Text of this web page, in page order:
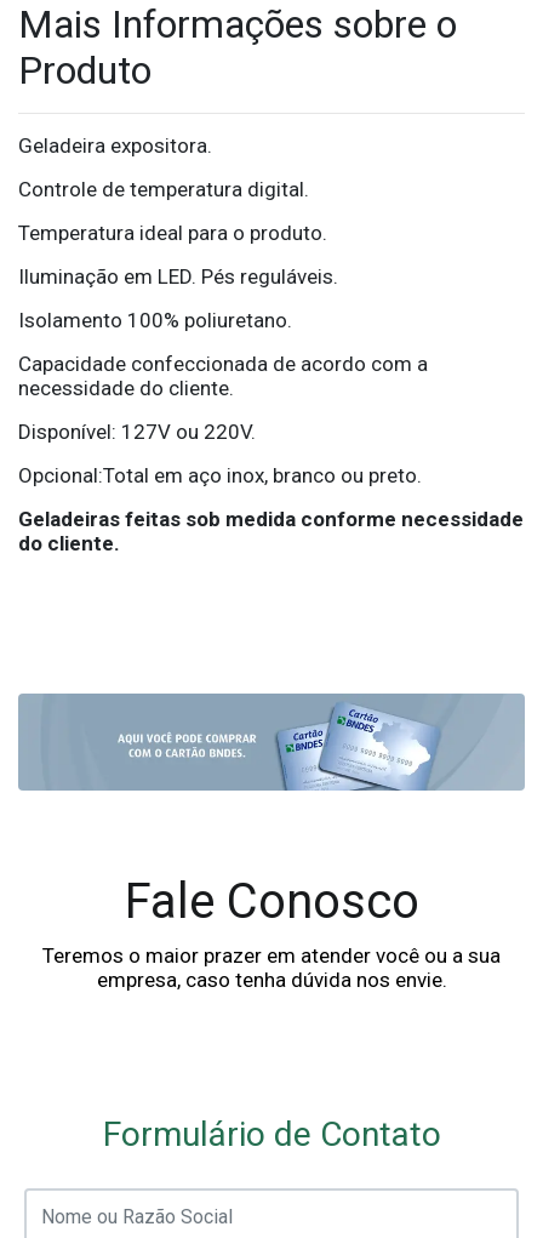
Mais Informações sobre o
Produto
Geladeira expositora.
Controle de temperatura digital.
Temperatura ideal para o produto.
Iluminação em LED. Pés reguláveis.
Isolamento 100% poliuretano.
Capacidade confeccionada de acordo com a
necessidade do cliente.
Disponível: 127V ou 220V.
Opcional:Total em aço inox, branco ou preto.
Geladeiras feitas sob medida conforme necessidade
do cliente.
Fale Conosco
Teremos o maior prazer em atender você ou a sua
empresa, caso tenha dúvida nos envie.
Formulário de Contato